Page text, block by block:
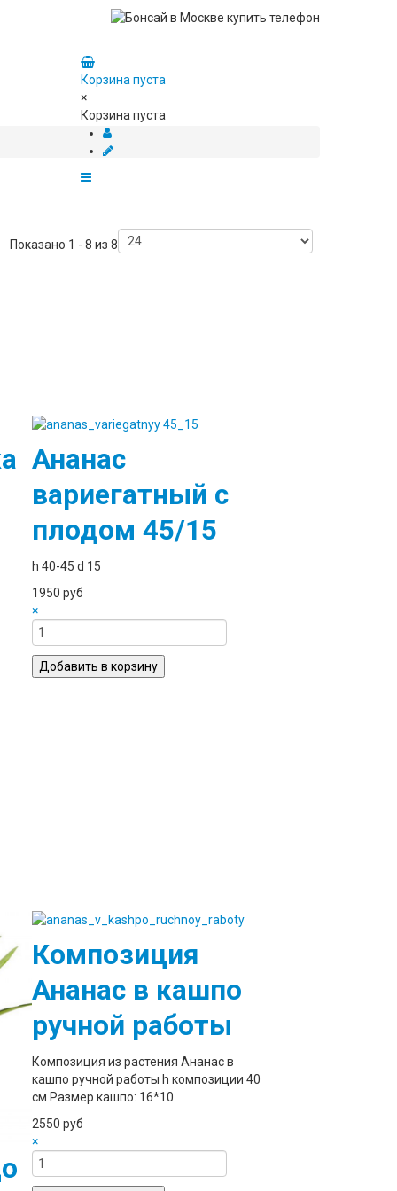
Корзина пуста
×
Корзина пуста
Показано 1 - 8 из 8
Ананас
вариегатный с
плодом 45/15
h 40-45 d 15
1950 руб
×
Композиция
Ананас в кашпо
ручной работы
Композиция из растения Ананас в
кашпо ручной работы h композиции 40
см Размер кашпо: 16*10
2550 руб
×